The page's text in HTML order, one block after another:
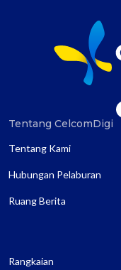
Tentang CelcomDigi
Tentang Kami
Hubungan Pelaburan
Ruang Berita
Rangkaian